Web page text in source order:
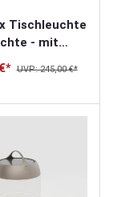
Tischleuchte
- mit
UVP: 245,00 €*
Bewertung